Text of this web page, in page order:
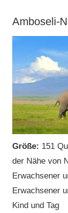
Amboseli-
Größe: 151
der Nähe von
Erwachsener
Erwachsener
Kind und Tag